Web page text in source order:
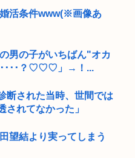
婚活条件www(※画像あ
男の子がいちばん"オカ
････？♡♡♡」→！...
断された当時、世間では
されてなかった」
望結より実ってしまう